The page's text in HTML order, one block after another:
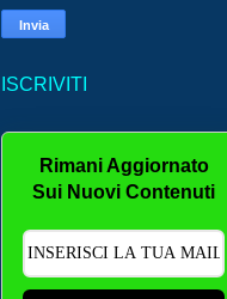
ISCRIVITI
Rimani Aggiornato
Sui Nuovi Contenuti